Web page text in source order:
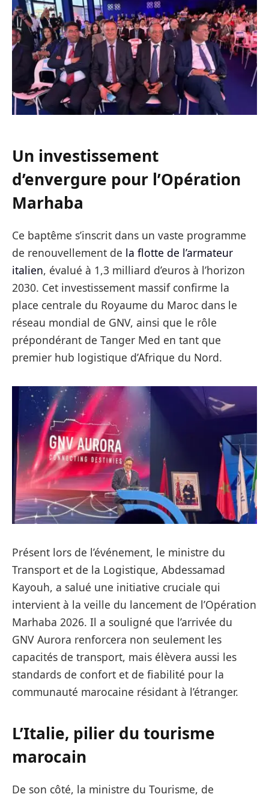
Un investissement
d’envergure pour l’Opération
Marhaba
Ce baptême s’inscrit dans un vaste programme
de renouvellement de la flotte de l’armateur
italien, évalué à 1,3 milliard d’euros à l’horizon
2030. Cet investissement massif confirme la
place centrale du Royaume du Maroc dans le
réseau mondial de GNV, ainsi que le rôle
prépondérant de Tanger Med en tant que
premier hub logistique d’Afrique du Nord.
Présent lors de l’événement, le ministre du
Transport et de la Logistique, Abdessamad
Kayouh, a salué une initiative cruciale qui
intervient à la veille du lancement de l’Opération
Marhaba 2026. Il a souligné que l’arrivée du
GNV Aurora renforcera non seulement les
capacités de transport, mais élèvera aussi les
standards de confort et de fiabilité pour la
communauté marocaine résidant à l’étranger.
L’Italie, pilier du tourisme
marocain
De son côté, la ministre du Tourisme, de